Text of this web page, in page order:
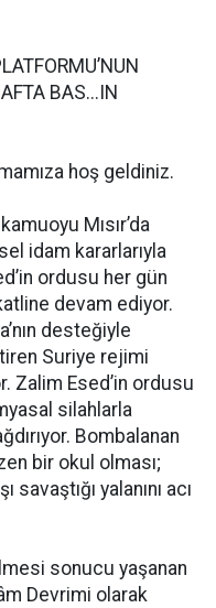
BAS...IN
hoş geldiniz.
Mısır’da
idam kararlarıyla
ordusu her gün
devam ediyor.
desteğiyle
Suriye rejimi
Zalim Esed’in ordusu
silahlarla
Bombalanan
bir okul olması;
yalanını acı
sonucu yaşanan
Devrimi olarak